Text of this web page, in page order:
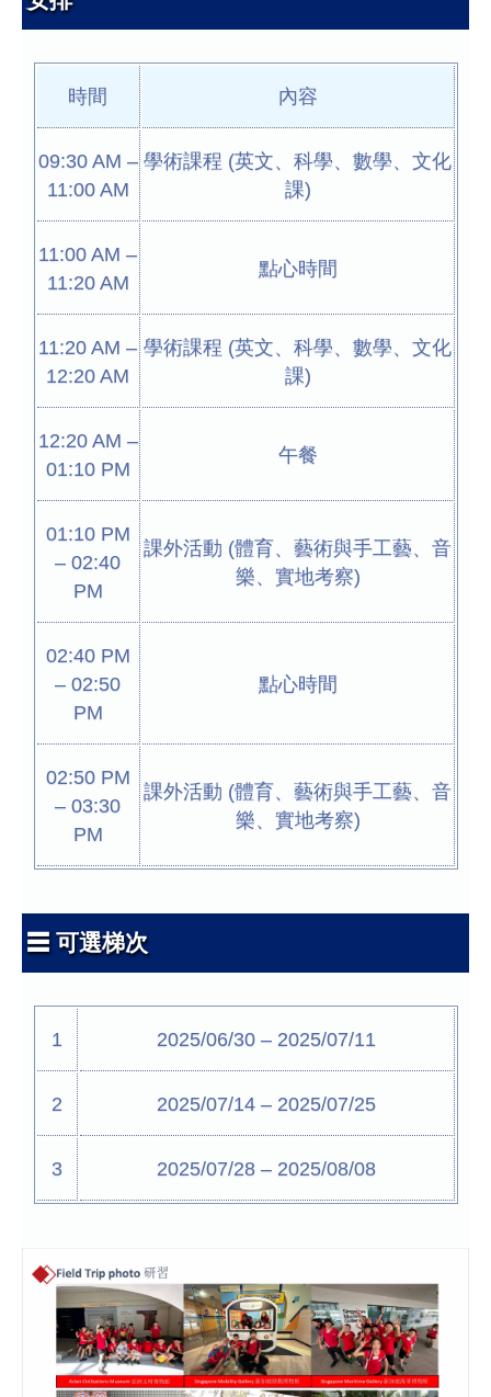
時間 內容
09:30 AM –
11:00 AM
學術課程 (英文、科學、數學、文化
課)
11:00 AM –
11:20 AM
點心時間
11:20 AM –
12:20 AM
學術課程 (英文、科學、數學、文化
課)
12:20 AM –
01:10 PM
午餐
01:10 PM
– 02:40
PM
課外活動 (體育、藝術與手工藝、音
樂、實地考察)
02:40 PM
– 02:50
PM
點心時間
02:50 PM
– 03:30
PM
課外活動 (體育、藝術與手工藝、音
樂、實地考察)
☰ 可選梯次
1 2025/06/30 – 2025/07/11
2 2025/07/14 – 2025/07/25
3 2025/07/28 – 2025/08/08